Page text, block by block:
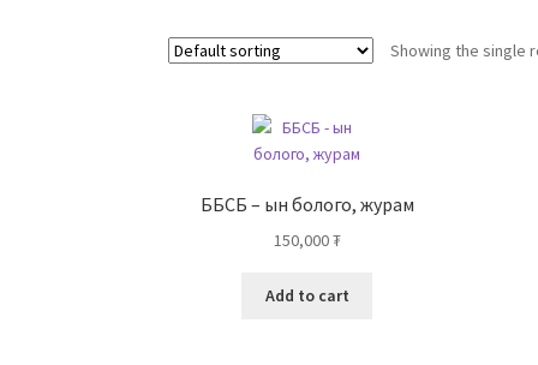
Showing the single
ББСБ – ын болого, журам
150,000₮
Add to cart